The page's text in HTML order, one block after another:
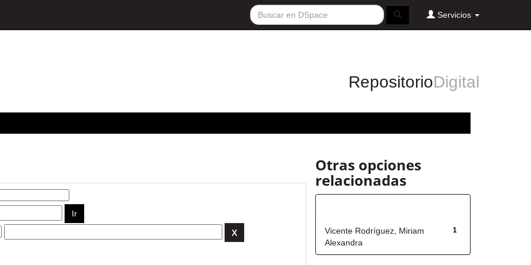
Servicios
RepositorioDigital
Otras opciones
relacionadas
1
Vicente Rodríguez, Miriam
Alexandra